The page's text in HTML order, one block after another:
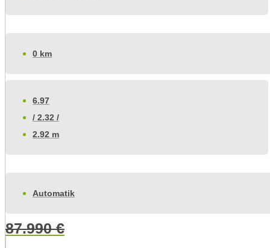
0 km
6.97
/ 2.32 /
2.92 m
Automatik
87.990€